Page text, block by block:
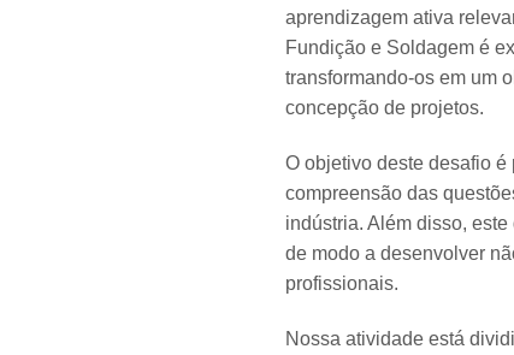
aprendizagem ativa
Fundição e Soldagem é
transformando-os em um
concepção de projetos.
O objetivo deste desafio
compreensão das
indústria. Além disso,
de modo a desenvolver
profissionais.
Nossa atividade está